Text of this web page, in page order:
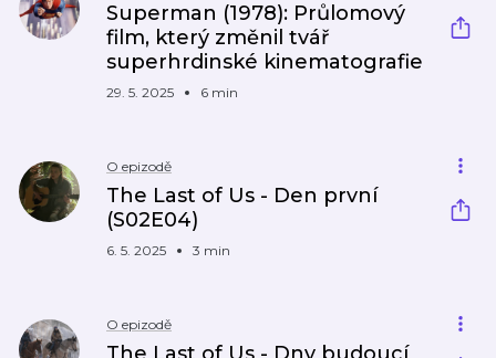
Superman (1978): Průlomový
film, který změnil tvář
superhrdinské kinematografie
29. 5. 2025 6 min
O epizodě
The Last of Us - Den první
(S02E04)
6. 5. 2025 3 min
O epizodě